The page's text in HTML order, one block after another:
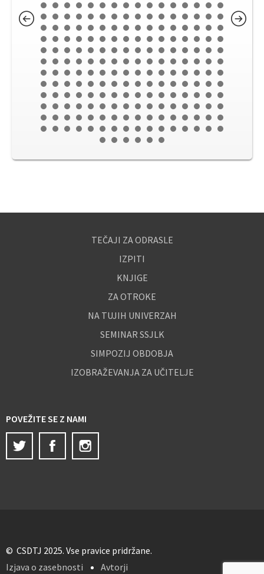
TEČAJI ZA ODRASLE
IZPITI
KNJIGE
ZA OTROKE
NA TUJIH UNIVERZAH
SEMINAR SSJLK
SIMPOZIJ OBDOBJA
IZOBRAŽEVANJA ZA UČITELJE
POVEŽITE SE Z NAMI
Twitter
Facebook
© CSDTJ 2025. Vse pravice pridržane.
Izjava o zasebnosti
Avtorji